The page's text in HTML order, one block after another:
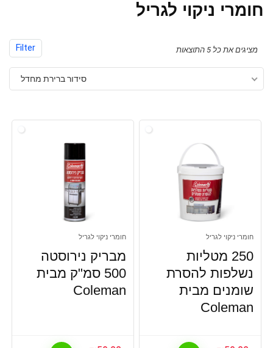
חומרי ניקוי לגריל
Filter מציגים את כל ⁦5⁩ התוצאות
סידור ברירת מחדל
חומרי ניקוי לגריל
250 מטליות
נשלפות להסרת
שומנים מבית
Coleman
חומרי ניקוי לגריל
מבריק נירוסטה
500 סמ"ק מבית
Coleman